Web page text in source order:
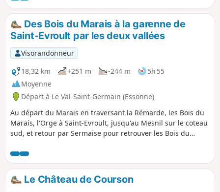
Des Bois du Marais à la garenne de
Saint-Evroult par les deux vallées
Visorandonneur
18,32 km
+251 m -244 m
5h 55
Moyenne
Départ à Le Val-Saint-Germain (Essonne)
Au départ du Marais en traversant la Rémarde, les Bois du
Marais, l'Orge à Saint-Evroult, jusqu'au Mesnil sur le coteau
sud, et retour par Sermaise pour retrouver les Bois du
plateau agricole.
Le Château de Courson